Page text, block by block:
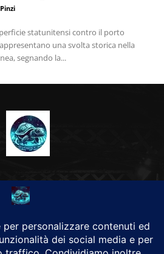
statunitensi contro il porto
una svolta storica nella
segnando la...
CHI SIAMO
Trizio